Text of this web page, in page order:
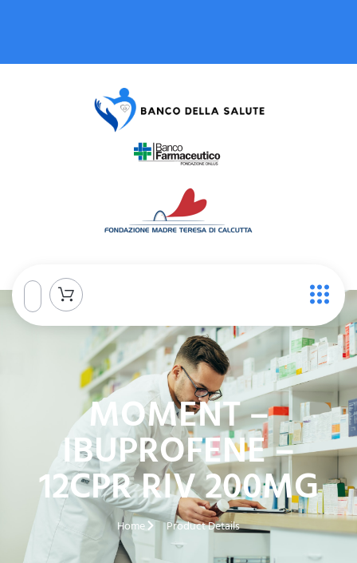
MOMENT –
IBUPROFENE –
12CPR RIV 200MG
Home Product Details